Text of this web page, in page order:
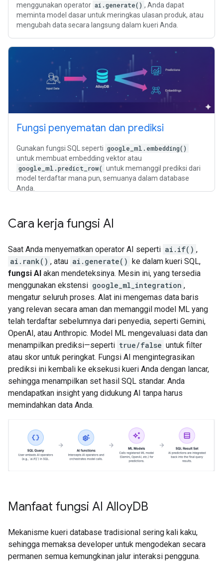
menggunakan operator ai.generate() , Anda dapat
meminta model dasar untuk meringkas ulasan produk, atau
mengubah data secara langsung dalam kueri Anda.
Fungsi penyematan dan prediksi
Gunakan fungsi SQL seperti google_ml.embedding()
untuk membuat embedding vektor atau
google_ml.predict_row( untuk memanggil prediksi dari
model terdaftar mana pun, semuanya dalam database
Anda.
Cara kerja fungsi AI
Saat Anda menyematkan operator AI seperti ai.if() ,
ai.rank() , atau ai.generate()
ke dalam kueri SQL,
fungsi AI akan mendeteksinya. Mesin ini, yang tersedia
menggunakan ekstensi google_ml_integration ,
mengatur seluruh proses. Alat ini mengemas data baris
yang relevan secara aman dan memanggil model ML yang
telah terdaftar sebelumnya dari penyedia, seperti Gemini,
OpenAI, atau Anthropic. Model ML mengevaluasi data dan
menampilkan prediksi—seperti true/false untuk filter
atau skor untuk peringkat. Fungsi AI mengintegrasikan
prediksi ini kembali ke eksekusi kueri Anda dengan lancar,
sehingga menampilkan set hasil SQL standar. Anda
mendapatkan insight yang didukung AI tanpa harus
memindahkan data Anda.
Manfaat fungsi AI AlloyDB
Mekanisme kueri database tradisional sering kali kaku,
sehingga memaksa developer untuk mengodekan secara
permanen semua kemungkinan jalur interaksi pengguna.